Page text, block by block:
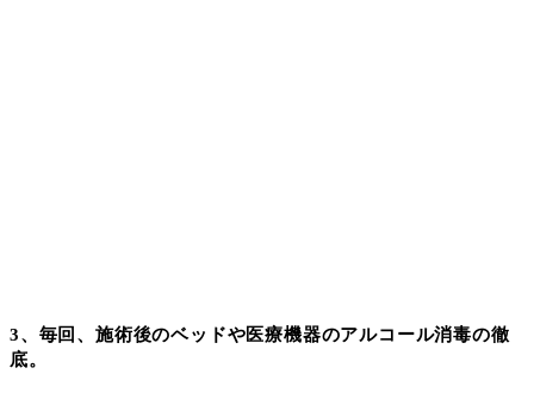
3、毎回、施術後のベッドや医療機器のアルコール消毒の徹
底。